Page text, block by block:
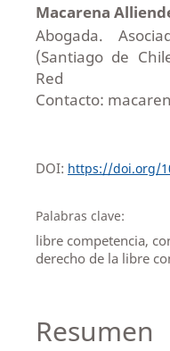
Macarena
Abogada.
(Santiago de
Red
Contacto:
DOI: https://doi.org/
Palabras clave:
libre competencia,
derecho de la libre
Resumen